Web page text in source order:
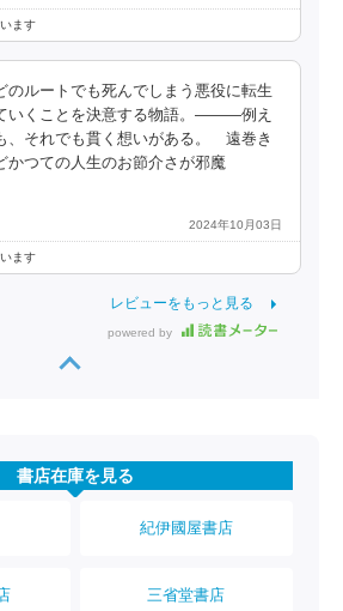
ます
のルートでも死んでしまう悪役に転生
いくことを決意する物語。―――例え
、それでも貫く想いがある。 遠巻き
かつての人生のお節介さが邪魔
2024年10月03日
ます
レビューをもっと見る
powered by
書店在庫を見る
紀伊國屋書店
三省堂書店